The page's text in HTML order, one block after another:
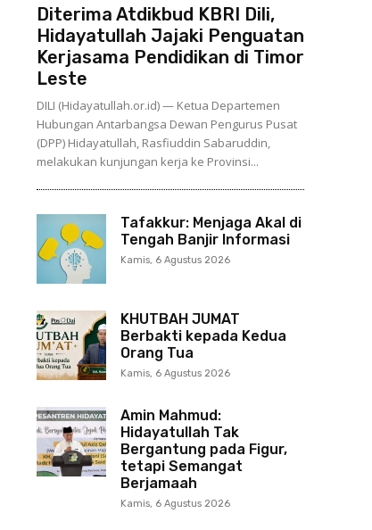
Diterima Atdikbud KBRI Dili,
Hidayatullah Jajaki Penguatan
Kerjasama Pendidikan di Timor
Leste
DILI (Hidayatullah.or.id) — Ketua Departemen
Hubungan Antarbangsa Dewan Pengurus Pusat
(DPP) Hidayatullah, Rasfiuddin Sabaruddin,
melakukan kunjungan kerja ke Provinsi...
Tafakkur: Menjaga Akal di
Tengah Banjir Informasi
Kamis, 6 Agustus 2026
KHUTBAH JUMAT
Berbakti kepada Kedua
Orang Tua
Kamis, 6 Agustus 2026
Amin Mahmud:
Hidayatullah Tak
Bergantung pada Figur,
tetapi Semangat
Berjamaah
Kamis, 6 Agustus 2026